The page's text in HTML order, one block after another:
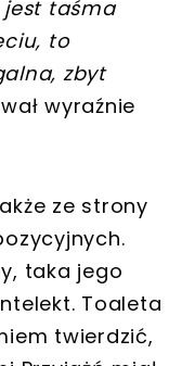
taśma
to
zbyt
wyraźnie
ze strony
taka jego
Toaleta
twierdzić,